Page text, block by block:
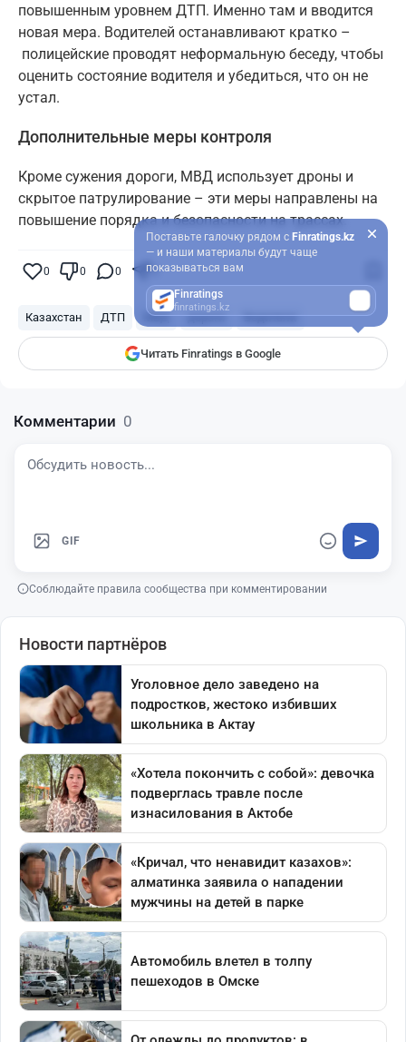
повышенным уровнем ДТП. Именно там и вводится
новая мера. Водителей останавливают кратко –
полицейские проводят неформальную беседу, чтобы
оценить состояние водителя и убедиться, что он не
устал.
Дополнительные меры контроля
Кроме сужения дороги, МВД использует дроны и
скрытое патрулирование – эти меры направлены на
повышение порядка и безопасности на трассах.
0 0 0 0
Казахстан ДТП МВД дороги Водители
Читать Finratings в Google
Поставьте галочку рядом с Finratings.kz
— и наши материалы будут чаще
показываться вам
Finratings
finratings.kz
Комментарии 0
GIF
Соблюдайте правила сообщества при комментировании